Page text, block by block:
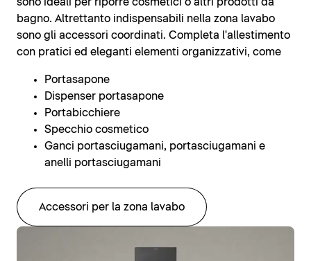
sono ideali per riporre cosmetici o altri prodotti da
bagno. Altrettanto indispensabili nella zona lavabo
sono gli accessori coordinati. Completa l'allestimento
con pratici ed eleganti elementi organizzativi, come
Portasapone
Dispenser portasapone
Portabicchiere
Specchio cosmetico
Ganci portasciugamani, portasciugamani e
anelli portasciugamani
Accessori per la zona lavabo